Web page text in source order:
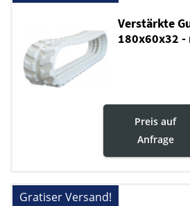
Verstärkte
180x60x32 -
Preis auf
Anfrage
Gratiser Versand!